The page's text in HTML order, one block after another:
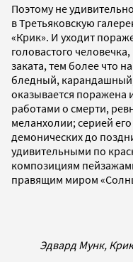
Поэтому не
в Третьяковскую
«Крик». И уходит
головастого
заката, тем более что
бледный,
оказывается
работами о смерти,
меланхолии; серией
демонических до
удивительными по
композициям
правящим миром
Эдвард Мунк,